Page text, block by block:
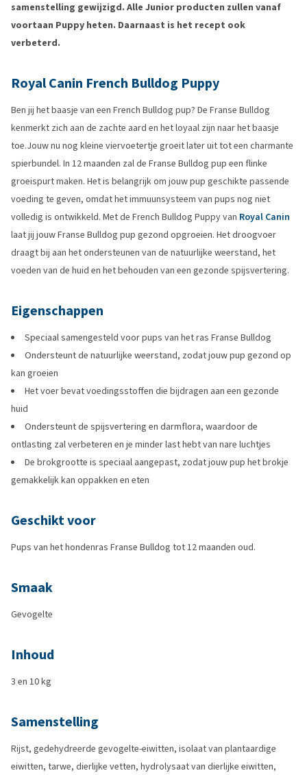
samenstelling gewijzigd. Alle Junior producten zullen vanaf
voortaan Puppy heten. Daarnaast is het recept ook
verbeterd.
Royal Canin French Bulldog Puppy
Ben jij het baasje van een French Bulldog pup? De Franse Bulldog
kenmerkt zich aan de zachte aard en het loyaal zijn naar het baasje
toe.Jouw nu nog kleine viervoetertje groeit later uit tot een charmante
spierbundel. In 12 maanden zal de Franse Bulldog pup een flinke
groeispurt maken. Het is belangrijk om jouw pup geschikte passende
voeding te geven, omdat het immuunsysteem van pups nog niet
volledig is ontwikkeld. Met de French Bulldog Puppy van Royal Canin
laat jij jouw Franse Bulldog pup gezond opgroeien. Het droogvoer
draagt bij aan het ondersteunen van de natuurlijke weerstand, het
voeden van de huid en het behouden van een gezonde spijsvertering.
Eigenschappen
Speciaal samengesteld voor pups van het ras Franse Bulldog
Ondersteunt de natuurlijke weerstand, zodat jouw pup gezond op
kan groeien
Het voer bevat voedingsstoffen die bijdragen aan een gezonde
huid
Ondersteunt de spijsvertering en darmflora, waardoor de
ontlasting zal verbeteren en je minder last hebt van nare luchtjes
De brokgrootte is speciaal aangepast, zodat jouw pup het brokje
gemakkelijk kan oppakken en eten
Geschikt voor
Pups van het hondenras Franse Bulldog tot 12 maanden oud.
Smaak
Gevogelte
Inhoud
3 en 10 kg
Samenstelling
Rijst, gedehydreerde gevogelte-eiwitten, isolaat van plantaardige
eiwitten, tarwe, dierlijke vetten, hydrolysaat van dierlijke eiwitten,